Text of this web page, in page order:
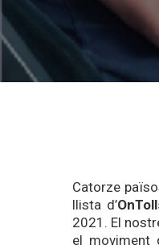
Catorze
llista d’
2021. El
el moviment